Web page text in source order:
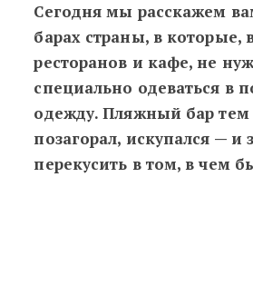
Утомленные
Сегодня мы расскажем
барах страны, в которые,
ресторанов и кафе, не
специально одеваться в
одежду. Пляжный бар
позагорал, искупался —и
перекусить в том, в чем